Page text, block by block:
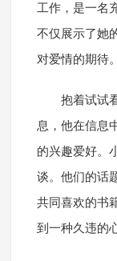
工作，是一名
不仅展示了她
对爱情的期待。
抱着试试
息，他在信息
的兴趣爱好。
谈。他们的话
共同喜欢的书
到一种久违的